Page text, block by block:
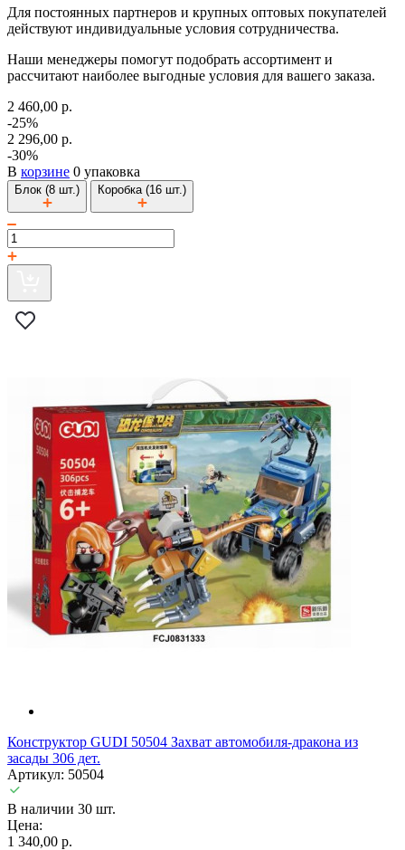
Для постоянных партнеров и крупных оптовых покупателей
действуют индивидуальные условия сотрудничества.
Наши менеджеры помогут подобрать ассортимент и
рассчитают наиболее выгодные условия для вашего заказа.
2 460,00 р.
-25%
2 296,00 р.
-30%
В корзине 0 упаковка
Блок (8 шт.) Коробка (16 шт.)
Конструктор GUDI 50504 Захват автомобиля-дракона из
засады 306 дет.
Артикул: 50504
В наличии 30 шт.
Цена:
1 340,00 р.